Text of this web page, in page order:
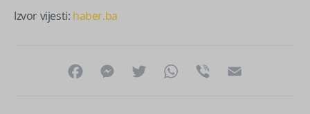
Izvor vijesti: haber.ba
FacebookMessenger
Twitter WhatsApp
Viber